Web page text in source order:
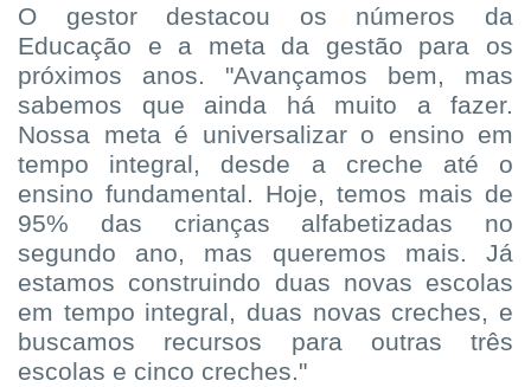
O gestor destacou os números da
Educação e a meta da gestão para os
próximos anos. "Avançamos bem, mas
sabemos que ainda há muito a fazer.
Nossa meta é universalizar o ensino em
tempo integral, desde a creche até o
ensino fundamental. Hoje, temos mais de
95% das crianças alfabetizadas no
segundo ano, mas queremos mais. Já
estamos construindo duas novas escolas
em tempo integral, duas novas creches, e
buscamos recursos para outras três
escolas e cinco creches."